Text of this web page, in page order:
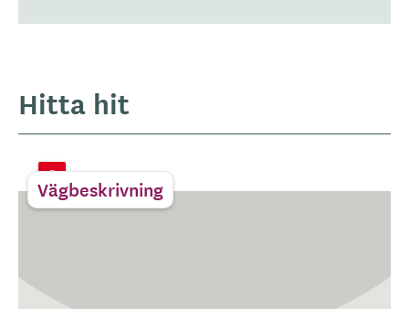
Hitta hit
Vägbeskrivning